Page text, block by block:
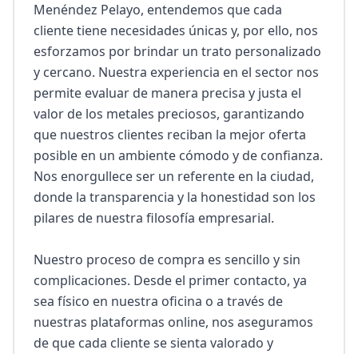
Menéndez Pelayo, entendemos que cada
cliente tiene necesidades únicas y, por ello, nos
esforzamos por brindar un trato personalizado
y cercano. Nuestra experiencia en el sector nos
permite evaluar de manera precisa y justa el
valor de los metales preciosos, garantizando
que nuestros clientes reciban la mejor oferta
posible en un ambiente cómodo y de confianza.
Nos enorgullece ser un referente en la ciudad,
donde la transparencia y la honestidad son los
pilares de nuestra filosofía empresarial.
Nuestro proceso de compra es sencillo y sin
complicaciones. Desde el primer contacto, ya
sea físico en nuestra oficina o a través de
nuestras plataformas online, nos aseguramos
de que cada cliente se sienta valorado y